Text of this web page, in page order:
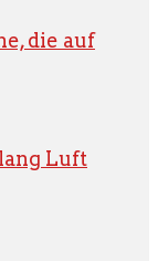
die auf
Luft